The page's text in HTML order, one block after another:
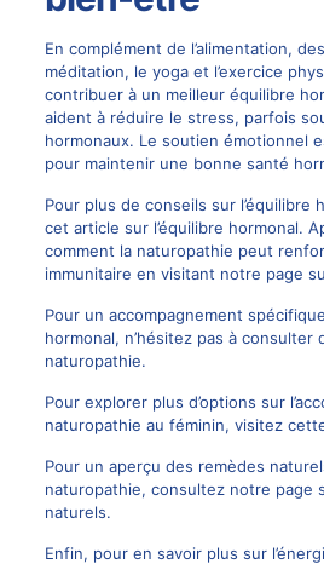
En complément de l’alimentation,
méditation, le yoga et l’exercice
contribuer à un meilleur équilibre
aident à réduire le stress, parfois
hormonaux. Le soutien émotionnel
pour maintenir une bonne santé
Pour plus de conseils sur l’équilibre
cet article sur l’équilibre hormonal.
comment la naturopathie peut
immunitaire en visitant notre page
Pour un accompagnement
hormonal, n’hésitez pas à consulter
naturopathie.
Pour explorer plus d’options sur
naturopathie au féminin, visitez
Pour un aperçu des remèdes
naturopathie, consultez notre page
naturels.
Enfin, pour en savoir plus sur